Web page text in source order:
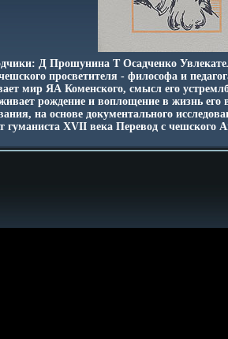
Д Прошунина Т Осадченко
чешского просветителя - философа и
мир ЯА Коменского, смысл его
рождение и воплощение в жизнь его
на основе документального
гуманиста XVII века Перевод с